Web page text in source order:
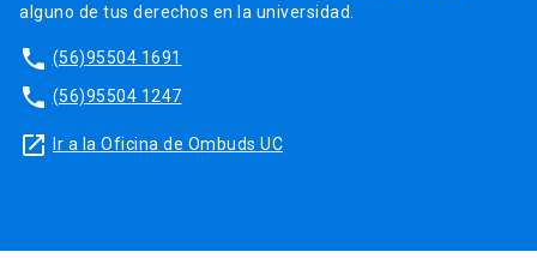
alguno de tus derechos en la universidad.
phone (56)95504 1691
phone (56)95504 1247
launch Ir a la Oficina de Ombuds UC